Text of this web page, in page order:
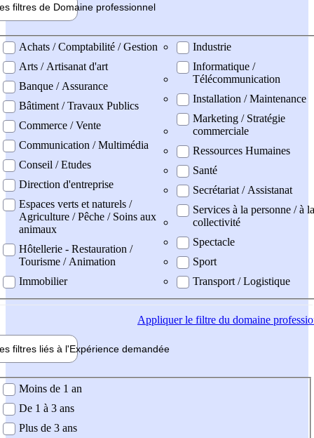
filtres de Domaine professionnel
professionel
Achats / Comptabilité / Gestion
Arts / Artisanat d'art
Banque / Assurance
Bâtiment / Travaux Publics
Commerce / Vente
Communication / Multimédia
Conseil / Etudes
Direction d'entreprise
Espaces verts et naturels /
Agriculture / Pêche / Soins aux
animaux
Hôtellerie - Restauration /
Tourisme / Animation
Immobilier
Industrie
Informatique /
Télécommunication
Installation / Maintenance
Marketing / Stratégie
commerciale
Ressources Humaines
Santé
Secrétariat / Assistanat
Services à la personne / à la
collectivité
Spectacle
Sport
Transport / Logistique
Appliquerle filtre du domaine
filtres liés à l'Expérience demandée
demandée
Moins de 1 an
De 1 à 3 ans
Plus de 3 ans